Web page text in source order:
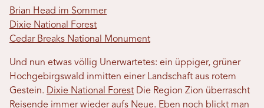
Brian Head im Sommer
Dixie National Forest
Cedar Breaks National Monument
Und nun etwas völlig Unerwartetes: ein üppiger, grüner
Hochgebirgswald inmitten einer Landschaft aus rotem
Gestein. Dixie National Forest Die Region Zion überrascht
Reisende immer wieder aufs Neue. Eben noch blickt man